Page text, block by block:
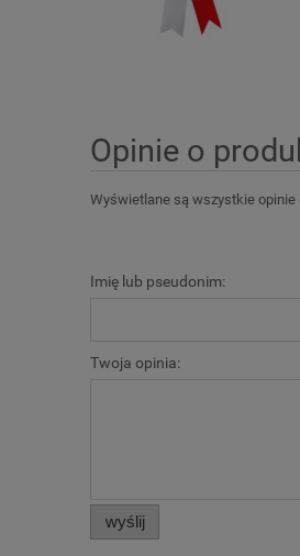
Opinie o
Wyświetlane są wszystkie opinie
Imię lub pseudonim:
Twoja opinia:
wyślij